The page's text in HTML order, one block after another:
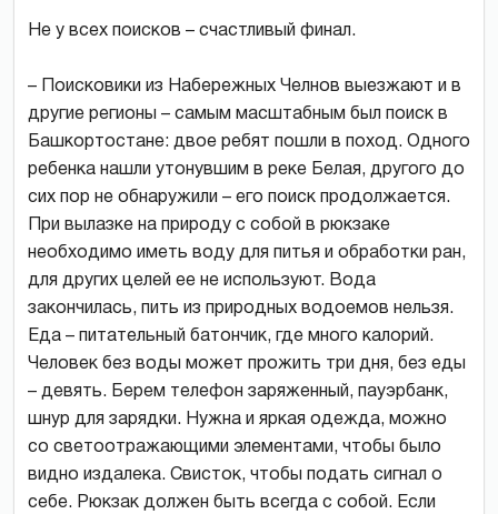
Не у всех поисков – счастливый финал.
– Поисковики из Набережных Челнов выезжают и в
другие регионы – самым масштабным был поиск в
Башкортостане: двое ребят пошли в поход. Одного
ребенка нашли утонувшим в реке Белая, другого до
сих пор не обнаружили – его поиск продолжается.
При вылазке на природу с собой в рюкзаке
необходимо иметь воду для питья и обработки ран,
для других целей ее не используют. Вода
закончилась, пить из природных водоемов нельзя.
Еда – питательный батончик, где много калорий.
Человек без воды может прожить три дня, без еды
– девять. Берем телефон заряженный, пауэрбанк,
шнур для зарядки. Нужна и яркая одежда, можно
со светоотражающими элементами, чтобы было
видно издалека. Свисток, чтобы подать сигнал о
себе. Рюкзак должен быть всегда с собой. Если